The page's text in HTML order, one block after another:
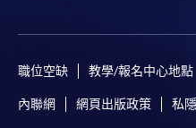
職位空缺 教學/報名中心地點
內聯網 網頁出版政策 私